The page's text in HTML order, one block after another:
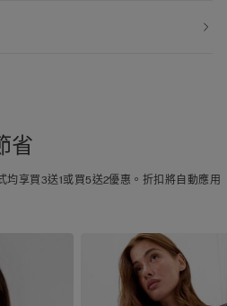
省
享買3送1或買5送2優惠。折扣將自動應用